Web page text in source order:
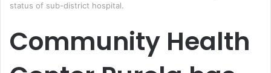
status of sub-district hospital.
Community Health